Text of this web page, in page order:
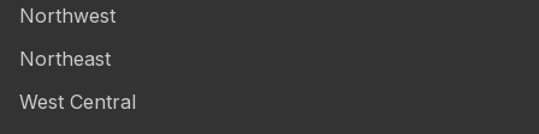
Northwest
Northeast
West Central